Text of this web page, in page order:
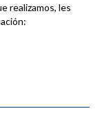
realizamos, les